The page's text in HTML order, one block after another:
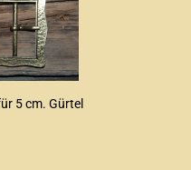
5 cm. Gürtel